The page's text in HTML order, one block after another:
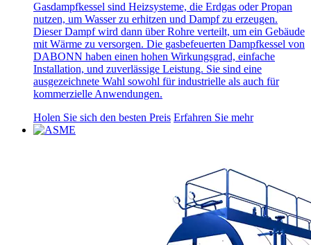
Gasdampfkessel sind Heizsysteme, die Erdgas oder Propan
nutzen, um Wasser zu erhitzen und Dampf zu erzeugen.
Dieser Dampf wird dann über Rohre verteilt, um ein Gebäude
mit Wärme zu versorgen. Die gasbefeuerten Dampfkessel von
DABONN haben einen hohen Wirkungsgrad, einfache
Installation, und zuverlässige Leistung. Sie sind eine
ausgezeichnete Wahl sowohl für industrielle als auch für
kommerzielle Anwendungen.
Holen Sie sich den besten Preis Erfahren Sie mehr